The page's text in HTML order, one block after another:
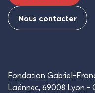
Nous contacter
Fondation Gabriel-
Laënnec, 69008 Lyon